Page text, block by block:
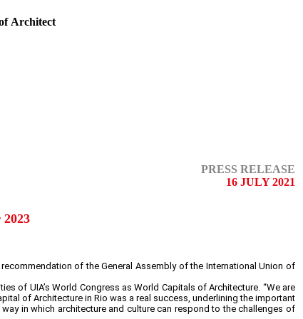
Architect
PRESS RELEASE
16 JULY 2021
of the General Assembly of the International Union of
of UIA’s World Congress as World Capitals of Architecture. “We are
of Architecture in Rio was a real success, underlining the important
in which architecture and culture can respond to the challenges of